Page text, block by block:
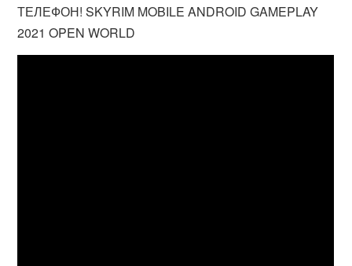
ТЕЛЕФОН! SKYRIM MOBILE ANDROID GAMEPLAY
2021 OPEN WORLD